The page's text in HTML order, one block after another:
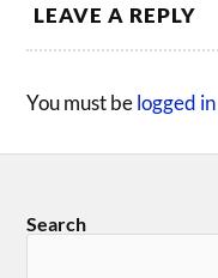
LEAVE A REPLY
You must belogged in
Search